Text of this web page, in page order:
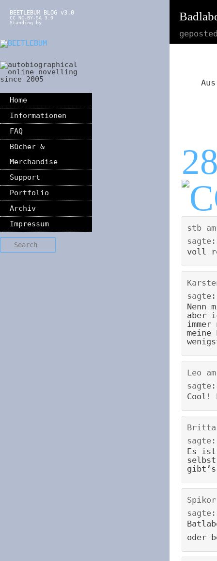
BEETLEBUM BLOG v3.0
CC NC-BY-SA 3.0
Standing by
Home
Informationen
FAQ
Bücher &
Merchandise
Support
Portfolio
Archiv
Impressum
Search
stb
sagte:
voll
sagte:
Nenn
aber
Leo
sagte:
Cool!
Britta
sagte:
Es
selbst
Spikor
sagte:
oder